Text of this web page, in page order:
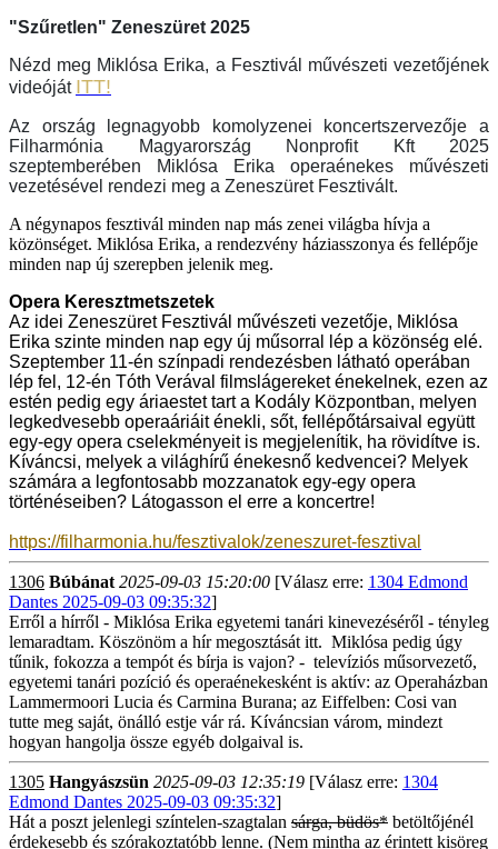
"Szűretlen" Zeneszüret 2025
Nézd meg Miklósa Erika, a Fesztivál művészeti vezetőjének
videóját ITT!
Az ország legnagyobb komolyzenei koncertszervezője a
Filharmónia Magyarország Nonprofit Kft 2025
szeptemberében Miklósa Erika operaénekes művészeti
vezetésével rendezi meg a Zeneszüret Fesztivált.
A négynapos fesztivál minden nap más zenei világba hívja a
közönséget. Miklósa Erika, a rendezvény háziasszonya és fellépője
minden nap új szerepben jelenik meg.
Opera Keresztmetszetek
Az idei Zeneszüret Fesztivál művészeti vezetője, Miklósa
Erika szinte minden nap egy új műsorral lép a közönség elé.
Szeptember 11-én színpadi rendezésben látható operában
lép fel, 12-én Tóth Verával filmslágereket énekelnek, ezen az
estén pedig egy áriaestet tart a Kodály Központban, melyen
legkedvesebb operaáriáit énekli, sőt, fellépőtársaival együtt
egy-egy opera cselekményeit is megjelenítik, ha rövidítve is.
Kíváncsi, melyek a világhírű énekesnő kedvencei? Melyek
számára a legfontosabb mozzanatok egy-egy opera
történéseiben? Látogasson el erre a koncertre!
https://filharmonia.hu/fesztivalok/zeneszuret-fesztival
1306 Búbánat 2025-09-03 15:20:00 [Válasz erre: 1304 Edmond
Dantes 2025-09-03 09:35:32]
Erről a hírről - Miklósa Erika egyetemi tanári kinevezéséről - tényleg
lemaradtam. Köszönöm a hír megosztását itt. Miklósa pedig úgy
tűnik, fokozza a tempót és bírja is vajon? - televíziós műsorvezető,
egyetemi tanári pozíció és operaénekesként is aktív: az Operaházban
Lammermoori Lucia és Carmina Burana; az Eiffelben: Cosi van
tutte meg saját, önálló estje vár rá. Kíváncsian várom, mindezt
hogyan hangolja össze egyéb dolgaival is.
1305 Hangyászsün 2025-09-03 12:35:19 [Válasz erre: 1304
Edmond Dantes 2025-09-03 09:35:32]
Hát a poszt jelenlegi színtelen-szagtalan sárga, büdös* betöltőjénél
érdekesebb és szórakoztatóbb lenne. (Nem mintha az érintett kisöreg